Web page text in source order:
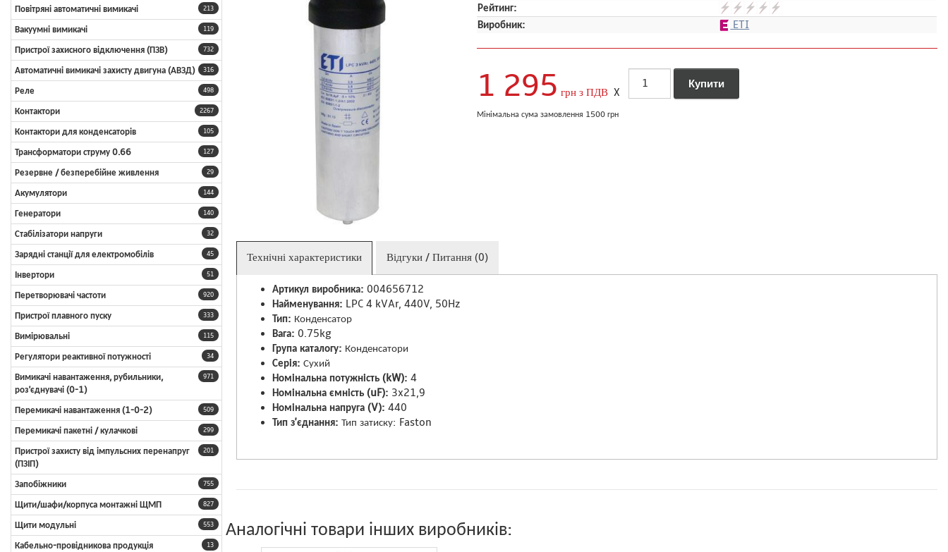
213
Повітряні автоматичні вимикачі
119
Вакуумні вимикачі
732
Пристрої захисного відключення (ПЗВ)
316
Автоматичні вимикачі захисту двигуна (АВЗД)
498
Реле
2267
Контактори
105
Контактори для конденсаторів
127
Трансформатори струму 0.66
29
Резервне / безперебійне живлення
144
Акумулятори
140
Генератори
32
Стабілізатори напруги
45
Зарядні станції для електромобілів
51
Інвертори
920
Перетворювачі частоти
333
Пристрої плавного пуску
115
Вимірювальні
34
Регулятори реактивної потужності
971
Вимикачі навантаження, рубильники,
роз'єднувачі (0-1)
509
Перемикачі навантаження (1-0-2)
299
Перемикачі пакетні / кулачкові
201
Пристрої захисту від імпульсних перенапруг
(ПЗІП)
755
Запобіжники
827
Щити/шафи/корпуса монтажні ЩМП
553
Щити модульні
13
Кабельно-провідникова продукція
Рейтинг:
Виробник:
ETI
1 295 грн з ПДВ X
Мінімальна сума замовлення 1500 грн
Технічні характеристики Відгуки / Питання (0)
Артикул виробника: 004656712
Найменування: LPC 4 kVAr, 440V, 50Hz
Тип: Конденсатор
Вага: 0.75kg
Група каталогу: Конденсатори
Серія: Сухий
Номінальна потужність (kW): 4
Номінальна ємність (uF): 3x21,9
Номінальна напруга (V): 440
Тип з'єднання: Тип затиску: Faston
Аналогічні товари інших виробників: